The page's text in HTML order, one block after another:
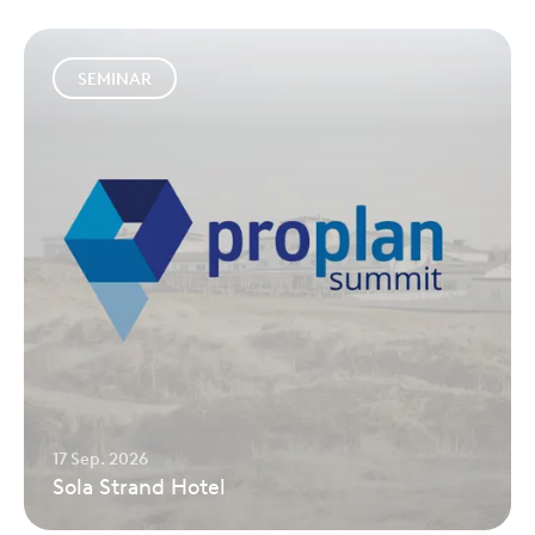
SEMINAR
17 Sep. 2026
Sola Strand Hotel